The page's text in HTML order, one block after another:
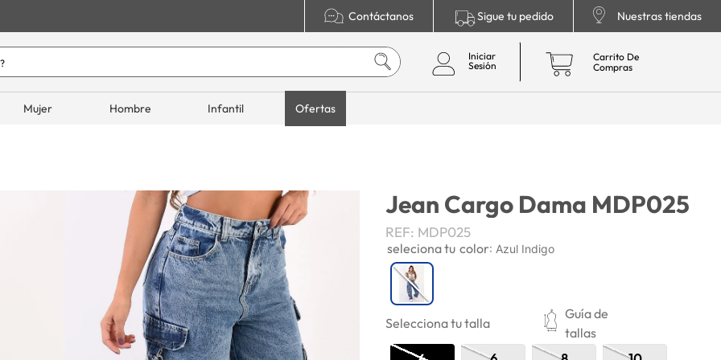
Contáctanos Sigue tu pedido Nuestras tiendas
hoy?
Mujer Hombre Infantil Ofertas
Jean Cargo Dama MDP025
REF: MDP025
Selecciona tu talla
Guía de
tallas
color: Azul Indigo